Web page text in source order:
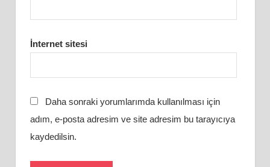
İnternet sitesi
Daha sonraki yorumlarımda kullanılması için
adım, e-posta adresim ve site adresim bu tarayıcıya
kaydedilsin.